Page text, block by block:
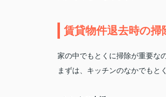
賃貸物件退去時の
家の中でもとくに掃除が重要な
まずは、キッチンのなかでもと